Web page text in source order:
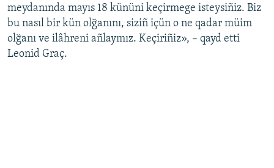
meydanında mayıs 18 kününi keçirmege isteysiñiz. Biz
bu nasıl bir kün olğanını, siziñ içün o ne qadar müim
olğanı ve ilâhreni añlaymız. Keçiriñiz», – qayd etti
Leonid Graç.